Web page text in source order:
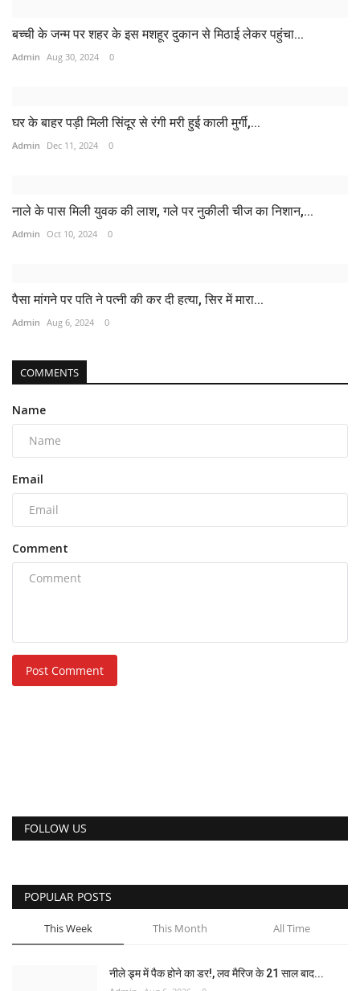
बच्ची के जन्म पर शहर के इस मशहूर दुकान से मिठाई लेकर पहुंचा...
Admin Aug 30, 2024 0
घर के बाहर पड़ी मिली सिंदूर से रंगी मरी हुई काली मुर्गी,...
Admin Dec 11, 2024 0
नाले के पास मिली युवक की लाश, गले पर नुकीली चीज का निशान,...
Admin Oct 10, 2024 0
पैसा मांगने पर पति ने पत्नी की कर दी हत्या, सिर में मारा...
Admin Aug 6, 2024 0
COMMENTS
Name
Email
Comment
Post Comment
FOLLOW US
POPULAR POSTS
This Week This Month All Time
नीले ड्र्म में पैक होने का डर!, लव मैरिज के 21 साल बाद...